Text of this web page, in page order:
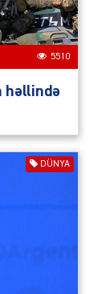
5510
həllində
DÜNYA